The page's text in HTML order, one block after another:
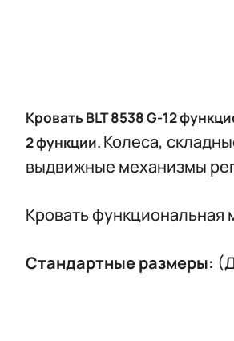
Кровать BLT 8538 G-12
2 функции. Колеса,
выдвижные механизмы
Кровать функциональная
Стандартные размеры: